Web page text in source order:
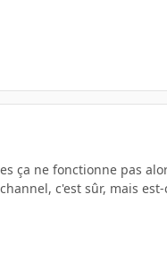
ça ne fonctionne pas
c'est sûr, mais